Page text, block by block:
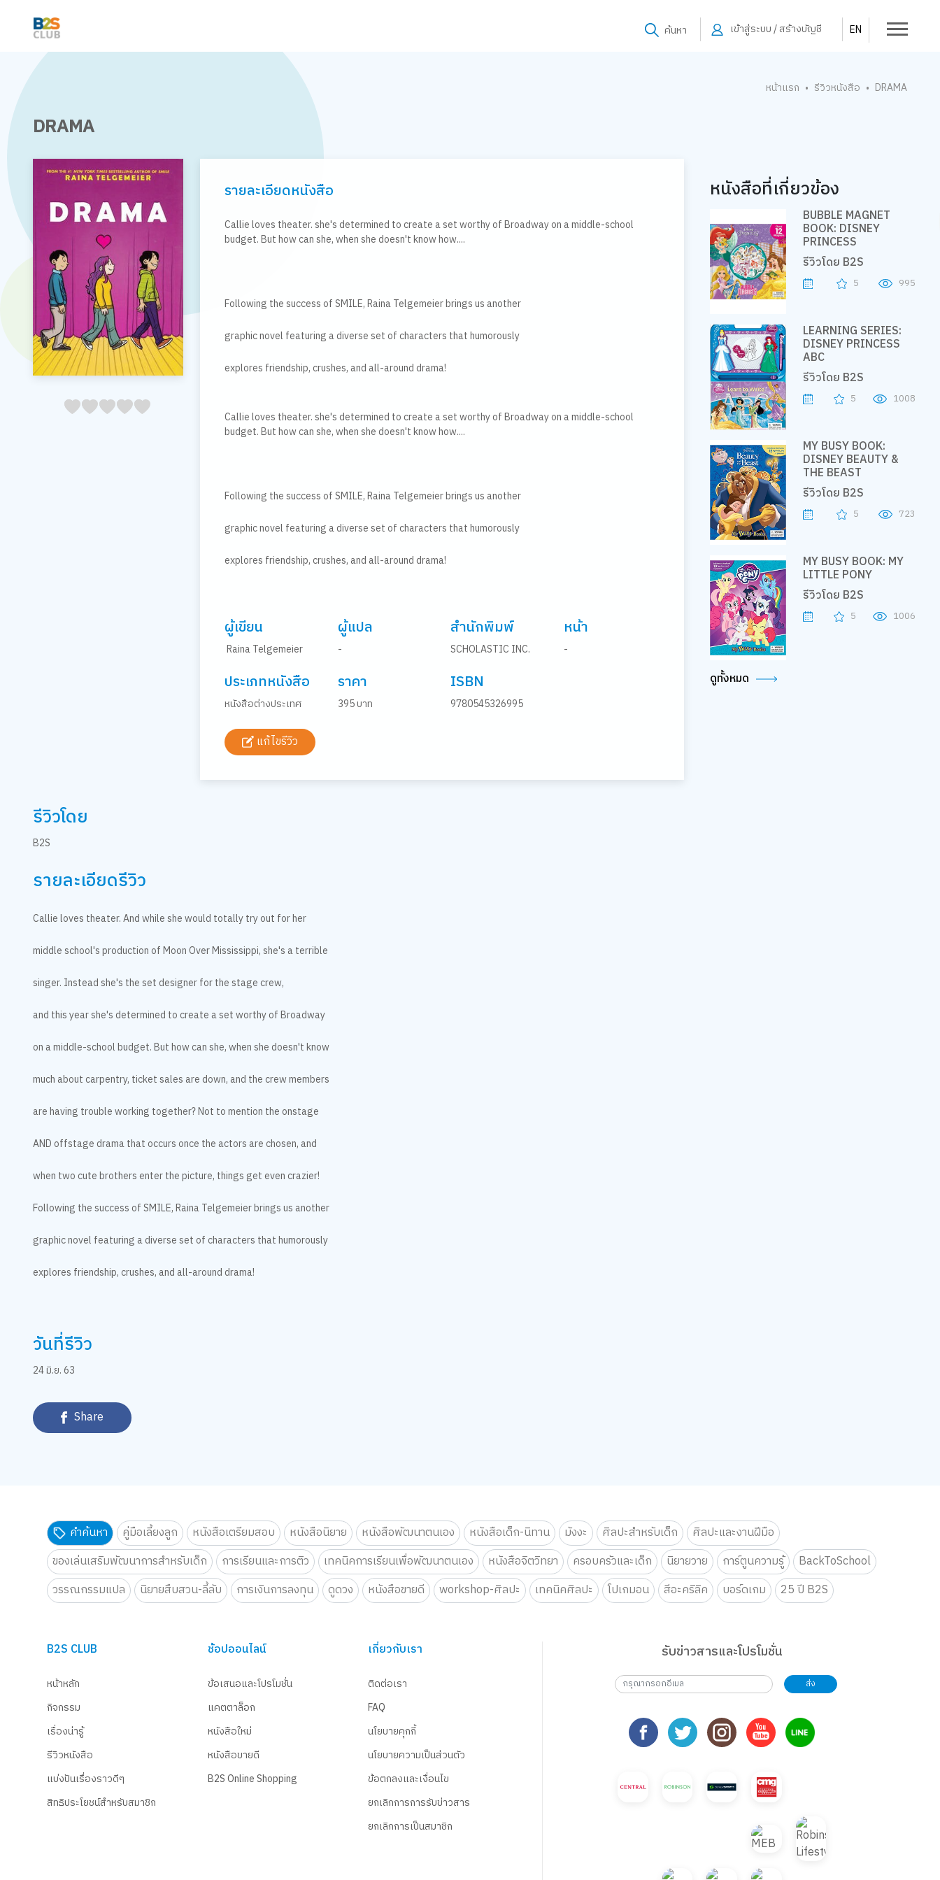
ค้นหา เข้าสู่ระบบ / สร้างบัญชี EN
หน้าแรก • รีวิวหนังสือ • DRAMA
DRAMA
45
4
35
3
25
2
15
1
05
รายละเอียดหนังสือ
Callie loves theater. she's determined to create a set worthy of Broadway on a middle-school
budget. But how can she, when she doesn't know how....
Following the success of SMILE, Raina Telgemeier brings us another
graphic novel featuring a diverse set of characters that humorously
explores friendship, crushes, and all-around drama!
Callie loves theater. she's determined to create a set worthy of Broadway on a middle-school
budget. But how can she, when she doesn't know how....
Following the success of SMILE, Raina Telgemeier brings us another
graphic novel featuring a diverse set of characters that humorously
explores friendship, crushes, and all-around drama!
ผู้เขียน
Raina Telgemeier
ผู้แปล
-
สำนักพิมพ์
SCHOLASTIC INC.
หน้า
-
ประเภทหนังสือ
หนังสือต่างประเทศ
ราคา
395 บาท
ISBN
9780545326995
แก้ไขรีวิว
รีวิวโดย
B2S
รายละเอียดรีวิว
Callie loves theater. And while she would totally try out for her
middle school's production of Moon Over Mississippi, she's a terrible
singer. Instead she's the set designer for the stage crew,
and this year she's determined to create a set worthy of Broadway
on a middle-school budget. But how can she, when she doesn't know
much about carpentry, ticket sales are down, and the crew members
are having trouble working together? Not to mention the onstage
AND offstage drama that occurs once the actors are chosen, and
when two cute brothers enter the picture, things get even crazier!
Following the success of SMILE, Raina Telgemeier brings us another
graphic novel featuring a diverse set of characters that humorously
explores friendship, crushes, and all-around drama!
วันที่รีวิว
24 มิ.ย. 63
Share
หนังสือที่เกี่ยวข้อง
BUBBLE MAGNET
BOOK: DISNEY
PRINCESS
รีวิวโดย B2S
5 995
LEARNING SERIES:
DISNEY PRINCESS
ABC
รีวิวโดย B2S
5 1008
MY BUSY BOOK:
DISNEY BEAUTY &
THE BEAST
รีวิวโดย B2S
5 723
MY BUSY BOOK: MY
LITTLE PONY
รีวิวโดย B2S
5 1006
ดูทั้งหมด
คำค้นหา คู่มือเลี้ยงลูก หนังสือเตรียมสอบ หนังสือนิยาย หนังสือพัฒนาตนเอง หนังสือเด็ก-นิทาน มังงะ ศิลปะสำหรับเด็ก
ศิลปะและงานฝีมือ
ของเล่นเสริมพัฒนาการสำหรับเด็ก
การเรียนและการติว เทคนิคการเรียนเพื่อพัฒนาตนเอง หนังสือจิตวิทยา ครอบครัวและเด็ก นิยายวาย การ์ตูนความรู้
BackToSchool
วรรณกรรมแปล
นิยายสืบสวน-ลี้ลับ การเงินการลงทุน ดูดวง หนังสือขายดี workshop-ศิลปะ เทคนิคศิลปะ โปเกมอน สีอะคริลิค บอร์ดเกม 25 ปี B2S
B2S CLUB
หน้าหลัก
กิจกรรม
เรื่องน่ารู้
รีวิวหนังสือ
แบ่งปันเรื่องราวดีๆ
สิทธิประโยชน์สำหรับสมาชิก
ช้อปออนไลน์
ข้อเสนอและโปรโมชั่น
แคตตาล็อก
หนังสือใหม่
หนังสือขายดี
B2S Online Shopping
เกี่ยวกับเรา
ติดต่อเรา
FAQ
นโยบายคุกกี้
นโยบายความเป็นส่วนตัว
ข้อตกลงและเงื่อนไข
ยกเลิกการการรับข่าวสาร
ยกเลิกการเป็นสมาชิก
รับข่าวสารและโปรโมชั่น
ส่ง